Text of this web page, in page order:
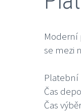
Moderní
se mezi
Čas
Čas